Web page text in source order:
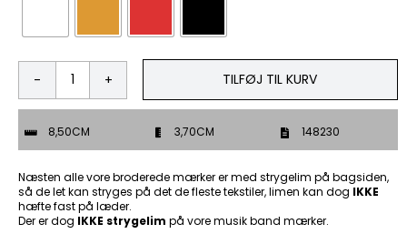
Drunks
enjoy
-
Patch
Mærke
antal
TILFØJ TIL KURV
8,50CM 3,70CM 148230
Næsten alle vore broderede mærker er med strygelim på bagsiden,
så de let kan stryges på det de fleste tekstiler, limen kan dog IKKE
hæfte fast på læder.
Der er dog IKKE strygelim på vore musik band mærker.